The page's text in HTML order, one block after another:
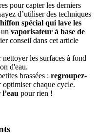
pour capter les derniers
d’utiliser des techniques
spécial qui lave les
vaporisateur à base de
conseil dans cet article
nettoyer les surfaces à fond
d'eau.
brassées : regroupez-
optimiser chaque cycle.
pour rien !